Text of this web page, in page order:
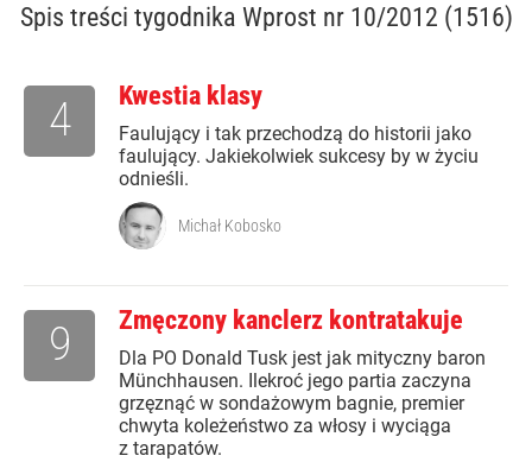
Spis treści tygodnika Wprost nr 10/2012 (1516)
Kwestia klasy
Faulujący i tak przechodzą do historii jako
faulujący. Jakiekolwiek sukcesy by w życiu
odnieśli.
4
Michał Kobosko
Zmęczony kanclerz kontratakuje
Dla PO Donald Tusk jest jak mityczny baron
Münchhausen. Ilekroć jego partia zaczyna
grzęznąć w sondażowym bagnie, premier
chwyta koleżeństwo za włosy i wyciąga
z tarapatów.
9